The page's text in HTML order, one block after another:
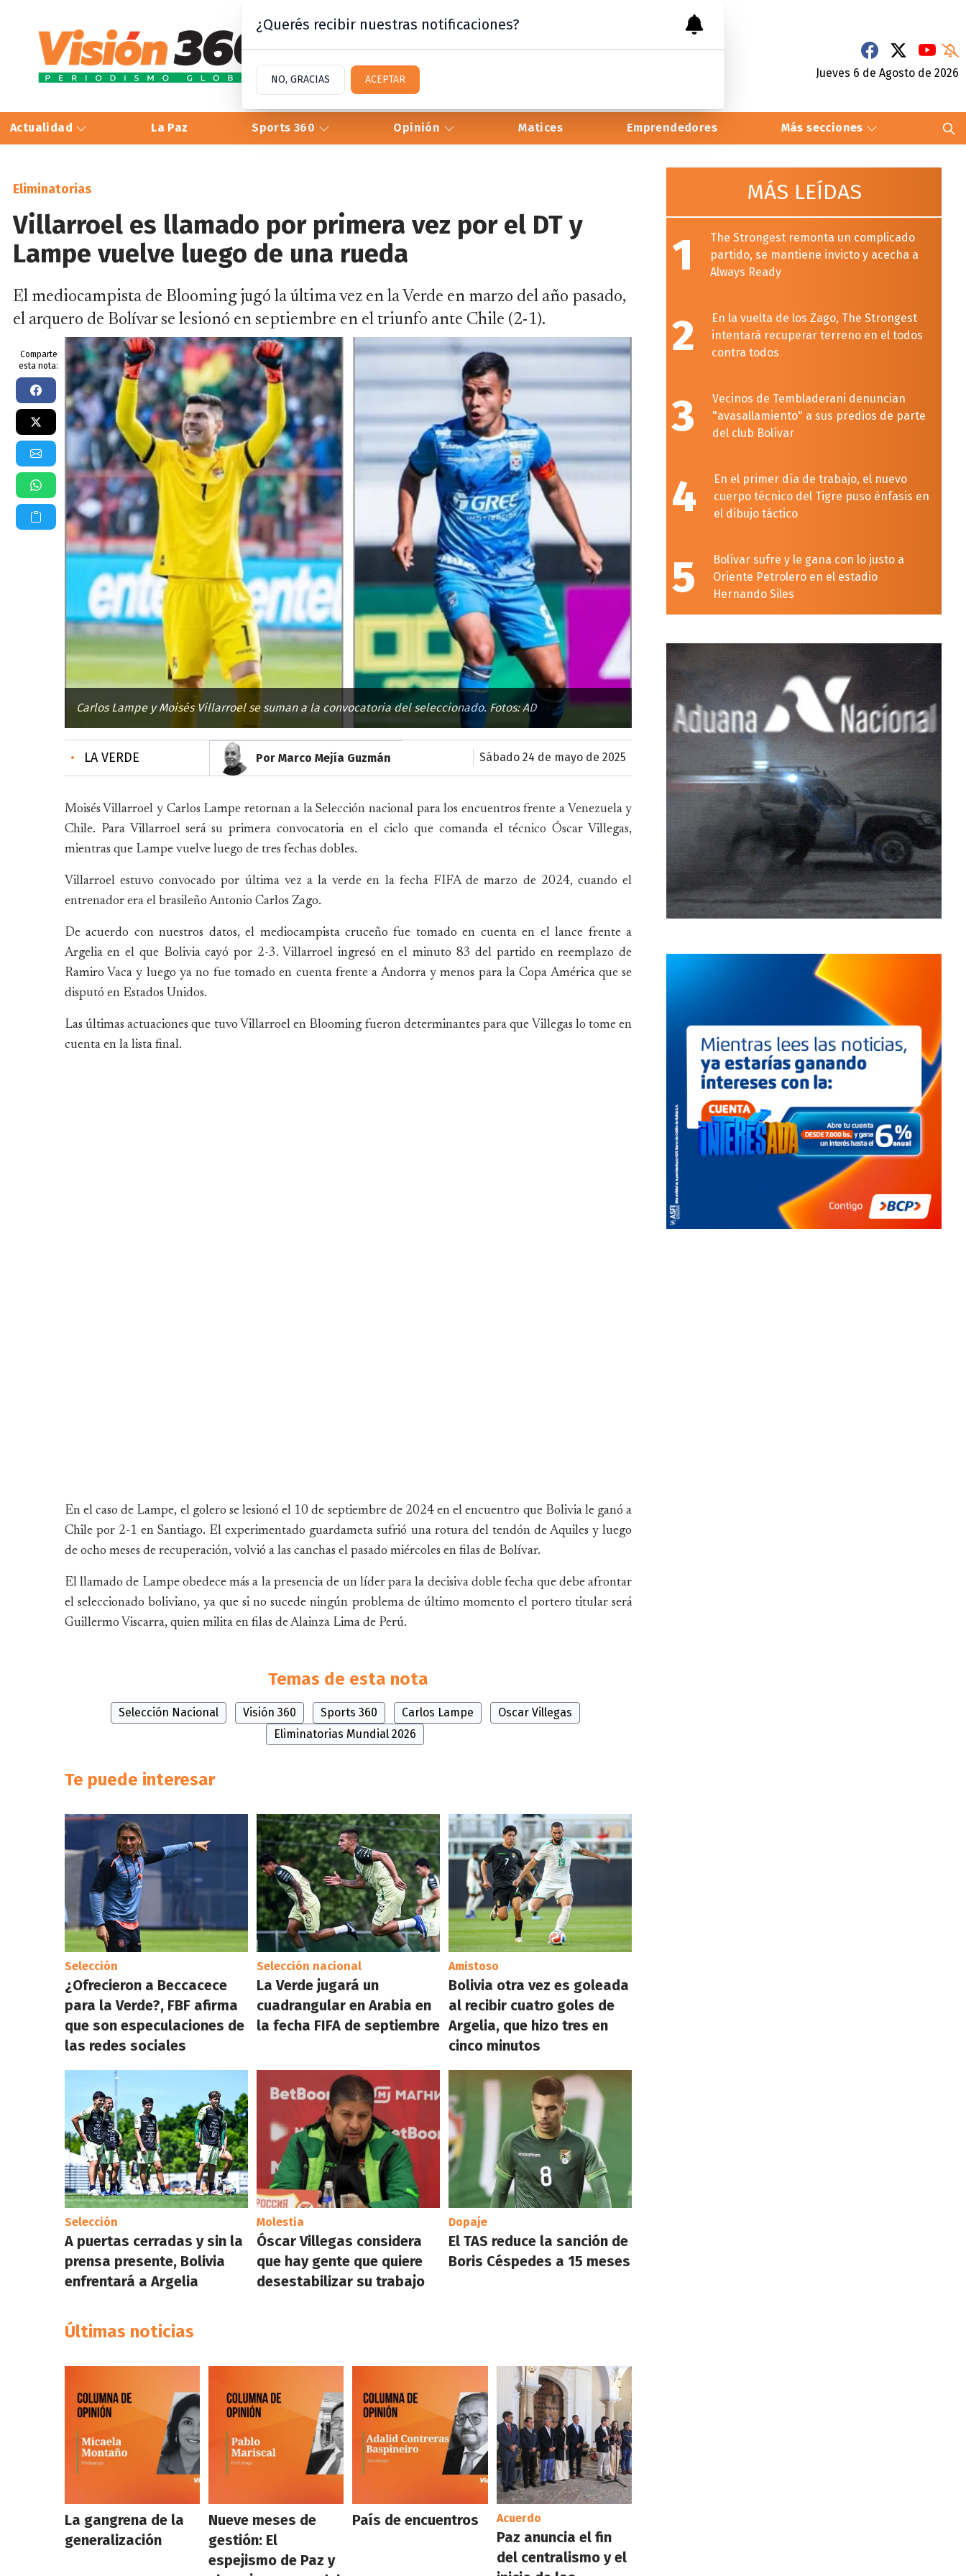
Jueves 6 de Agosto de 2026
Actualidad La Paz Sports 360 Opinión Matices Emprendedores Más secciones
Eliminatorias
Villarroel es llamado por primera vez por el DT y
Lampe vuelve luego de una rueda
El mediocampista de Blooming jugó la última vez en la Verde en marzo del año pasado,
el arquero de Bolívar se lesionó en septiembre en el triunfo ante Chile (2-1).
Comparte
esta nota:
Carlos Lampe y Moisés Villarroel se suman a la convocatoria del seleccionado. Fotos: AD
• LA VERDE Por Marco Mejía Guzmán sábado 24 de mayo de 2025
Moisés Villarroel y Carlos Lampe retornan a la Selección nacional para los encuentros frente a Venezuela y
Chile. Para Villarroel será su primera convocatoria en el ciclo que comanda el técnico Óscar Villegas,
mientras que Lampe vuelve luego de tres fechas dobles.
Villarroel estuvo convocado por última vez a la verde en la fecha FIFA de marzo de 2024, cuando el
entrenador era el brasileño Antonio Carlos Zago.
De acuerdo con nuestros datos, el mediocampista cruceño fue tomado en cuenta en el lance frente a
Argelia en el que Bolivia cayó por 2-3. Villarroel ingresó en el minuto 83 del partido en reemplazo de
Ramiro Vaca y luego ya no fue tomado en cuenta frente a Andorra y menos para la Copa América que se
disputó en Estados Unidos.
Las últimas actuaciones que tuvo Villarroel en Blooming fueron determinantes para que Villegas lo tome en
cuenta en la lista final.
En el caso de Lampe, el golero se lesionó el 10 de septiembre de 2024 en el encuentro que Bolivia le ganó a
Chile por 2-1 en Santiago. El experimentado guardameta sufrió una rotura del tendón de Aquiles y luego
de ocho meses de recuperación, volvió a las canchas el pasado miércoles en filas de Bolívar.
El llamado de Lampe obedece más a la presencia de un líder para la decisiva doble fecha que debe afrontar
el seleccionado boliviano, ya que si no sucede ningún problema de último momento el portero titular será
Guillermo Viscarra, quien milita en filas de Alainza Lima de Perú.
Temas de esta nota
Selección Nacional Visión 360 Sports 360 Carlos Lampe
Oscar Villegas
Eliminatorias Mundial 2026
Te puede interesar
Selección
¿Ofrecieron a Beccacece
para la Verde?, FBF afirma
que son especulaciones de
las redes sociales
Selección nacional
La Verde jugará un
cuadrangular en Arabia en
la fecha FIFA de septiembre
Amistoso
Bolivia otra vez es goleada
al recibir cuatro goles de
Argelia, que hizo tres en
cinco minutos
Selección
A puertas cerradas y sin la
prensa presente, Bolivia
enfrentará a Argelia
Molestia
Óscar Villegas considera
que hay gente que quiere
desestabilizar su trabajo
Dopaje
El TAS reduce la sanción de
Boris Céspedes a 15 meses
Últimas noticias
La gangrena de la
generalización
Nueve meses de
gestión: El
espejismo de Paz y
País de encuentros Acuerdo
Paz anuncia el fin
del centralismo y el
MÁS LEÍDAS
1
The Strongest remonta un complicado
partido, se mantiene invicto y acecha a
Always Ready
2
En la vuelta de los Zago, The Strongest
intentará recuperar terreno en el todos
contra todos
3
Vecinos de Tembladerani denuncian
"avasallamiento" a sus predios de parte
del club Bolívar
4
En el primer día de trabajo, el nuevo
cuerpo técnico del Tigre puso énfasis en
el dibujo táctico
5
Bolívar sufre y le gana con lo justo a
Oriente Petrolero en el estadio
Hernando Siles
¿Querés recibir nuestras notificaciones?
NO, GRACIAS ACEPTAR